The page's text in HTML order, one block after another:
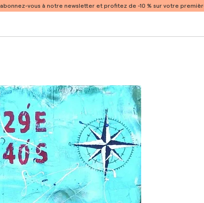
abonnez-vous à notre newsletter et profitez de -10 % sur votre